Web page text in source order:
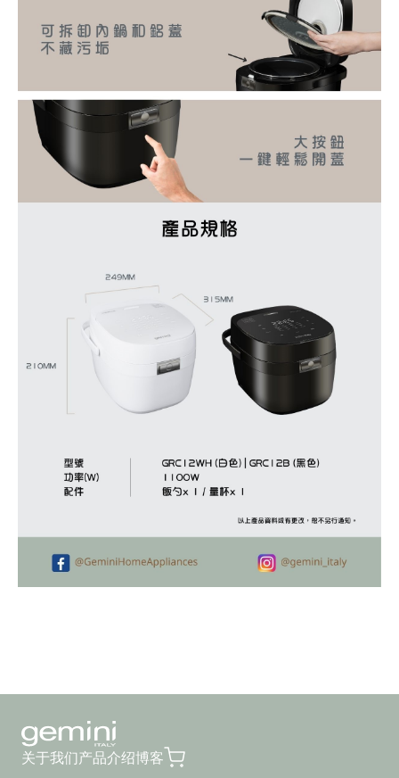
关于我们产品介绍博客